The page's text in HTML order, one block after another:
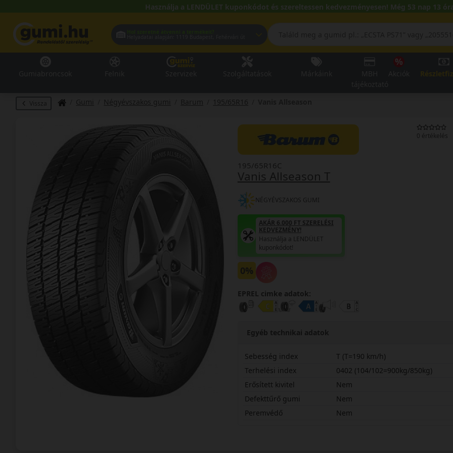
Használja a LENDÜLET kuponkódot és szereltessen kedvezményesen! Még 53 nap 13
Vissza Gumi Négyévszakos gumi Barum 195/65R16
0 értékelés
Vanis Allseason T
195/65R16C
NÉGYÉVSZAKOS GUMI
AKÁR 6.000 FT SZERELÉSI
KEDVEZMÉNY!
Használja a LENDÜLET
kuponkódot!
0%
EPREL cimke adatok:
Egyéb technikai adatok
Sebesség index
T (T=190 km/h)
Terhelési index
0402 (104/102=900kg/850kg)
Erősített kivitel
Nem
Defekttűrő gumi
Nem
Peremvédő
Nem